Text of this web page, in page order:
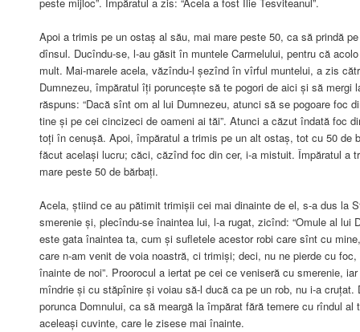
Apoi a trimis pe un ostaș al său, mai mare peste 50, ca să prindă
dînsul. Ducîndu-se, l-au găsit în muntele Carmelului, pentru că
mult. Mai-marele acela, văzîndu-l șezînd în vîrful muntelui, a zis
Dumnezeu, împăratul îți poruncește să te pogori de aici și să mergi
răspuns: “Dacă sînt om al lui Dumnezeu, atunci să se pogoare foc
tine și pe cei cincizeci de oameni ai tăi”. Atunci a căzut îndată foc
toți în cenușă. Apoi, împăratul a trimis pe un alt ostaș, tot cu 50 de
făcut același lucru; căci, căzînd foc din cer, i-a mistuit. Împăratul a
mare peste 50 de bărbați.
Acela, știind ce au pătimit trimișii cei mai dinainte de el, s-a dus la
smerenie și, plecîndu-se înaintea lui, l-a rugat, zicînd: “Omule al lui
este gata înaintea ta, cum și sufletele acestor robi care sînt cu
care n-am venit de voia noastră, ci trimiși; deci, nu ne pierde cu
înainte de noi”. Proorocul a iertat pe cei ce veniseră cu smerenie,
mîndrie și cu stăpînire și voiau să-l ducă ca pe un rob, nu i-a
porunca Domnului, ca să meargă la împărat fără temere cu rîndul al
aceleași cuvinte, care le zisese mai înainte.